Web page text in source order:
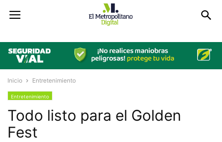
Inicio Entretenimiento
Entretenimiento
Todo listo para el Golden
Fest